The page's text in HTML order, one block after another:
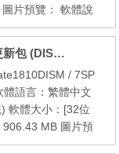
片預覽： 軟體說
[32位元] 以後至2
方更新檔 本更新包
至2018年10月份
需求： 1. Windo
Internet Exp
Windows 7 SP1 Update Package 一鍵更新包 (DISM) (至2018.10)
/ 7SP
語言：繁體中文
軟體大小：[32位
MB 圖片預
包含自 7 SP1 [32